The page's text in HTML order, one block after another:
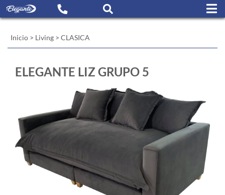
Inicio > Living > CLASICA
ELEGANTE LIZ GRUPO 5